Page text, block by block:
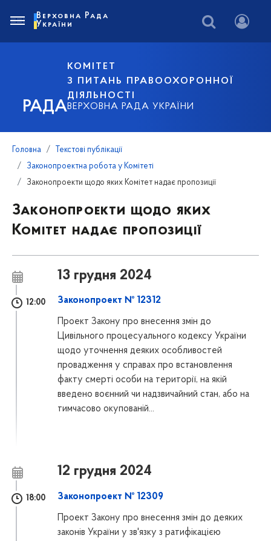
РАДА
КОМІТЕТ
З ПИТАНЬ ПРАВООХОРОННОЇ
ДІЯЛЬНОСТІ
ВЕРХОВНА РАДА УКРАЇНИ
Верховна Рада
України
Головна
Текстові публікації
Законопроектна робота у Комітеті
Законопроекти щодо яких Комітет надає пропозиції
Законопроекти щодо яких
Комітет надає пропозиції
13 грудня 2024
12:00 Законопроект № 12312
Проект Закону про внесення змін до
Цивільного процесуального кодексу України
щодо уточнення деяких особливостей
провадження у справах про встановлення
факту смерті особи на території, на якій
введено воєнний чи надзвичайний стан, або на
тимчасово окупованій...
12 грудня 2024
18:00 Законопроект № 12309
Проект Закону про внесення змін до деяких
законів України у зв'язку з ратифікацією